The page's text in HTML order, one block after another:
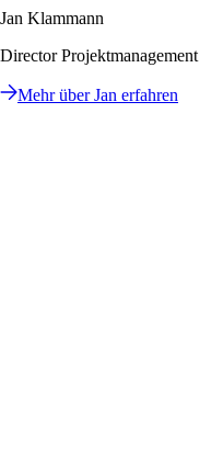
Jan Klammann
Director Projektmanagement
Mehr über Jan erfahren